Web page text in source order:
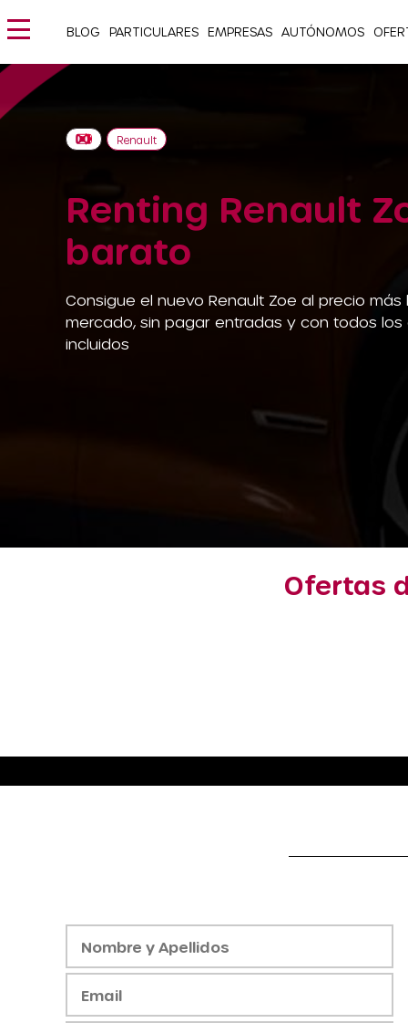
BLOG PARTICULARES EMPRESAS AUTÓNOMOS
Renting Renault
barato
Consigue el nuevo Renault Zoe al precio
mercado, sin pagar entradas y con todos los
incluidos
Renault
Ofertas